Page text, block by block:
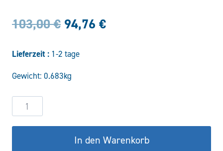
103,00€ Ursprünglicher
war:
103,00 €
94,76 €Aktueller
Lieferzeit : 1-2 tage
Gewicht: 0.683kg
Rohranschlussgehäuse
R03230-
01X-
In den Warenkorb